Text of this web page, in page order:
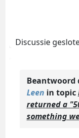
Discussie
Beantwoord
Leen in topic
returned a
something